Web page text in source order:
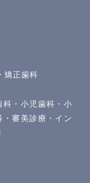
矯正歯科
科・小児歯科・小
・審美診療・イン